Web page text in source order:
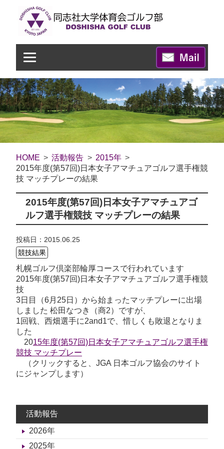
HOME 活動報告
2015年
2015年度(第57回)日本女子アマチュアゴルフ選手権競
技 マッチプレーの結果
2015年度(第57回)日本女子アマチュアゴ
ルフ選手権競技 マッチプレーの結果
投稿日：2015.06.25
競技結果
札幌ゴルフ倶楽部輪厚コースで行われています
2015年度(第57回)日本女子アマチュアゴルフ選手権競
技
3日目（6月25日）から始まったマッチプレーに出場
しました 松田なつき（商2）ですが、
1回戦、西畑選手に2and1で、惜しくも敗退となりま
した
2015年度(第57回)日本女子アマチュアゴルフ選手権
競技 マッチプレー
（クリックすると、JGA 日本ゴルフ協会のサイト
にジャンプします）
活動報告
2026年
2025年